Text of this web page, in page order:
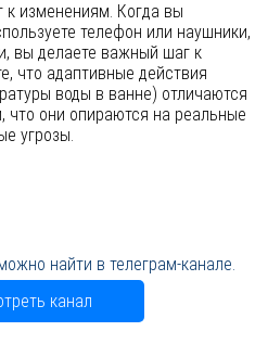
изменениям. Когда вы
телефон или наушники,
вы делаете важный шаг к
что адаптивные действия
воды в ванне) отличаются
что они опираются на реальные
угрозы.
найти в телеграм-канале.
канал